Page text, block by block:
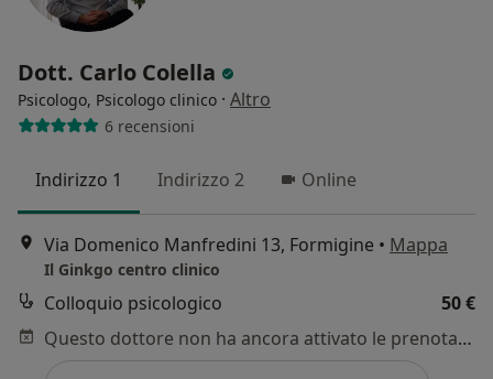
Dott. Carlo Colella
Psicologo, Psicologo clinico · Altro
6 recensioni
Indirizzo 1 Indirizzo 2 Online
Via Domenico Manfredini 13, Formigine • Mappa
Il Ginkgo centro clinico
Colloquio psicologico
50 €
Questo dottore non ha ancora attivato le prenotazioni online presso questo indirizzo.